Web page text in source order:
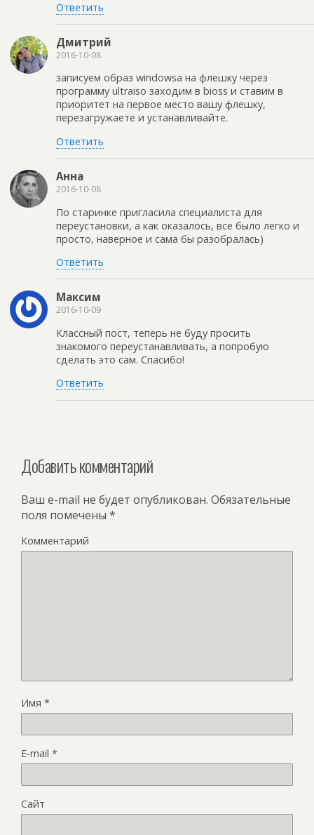
Ответить
Дмитрий
2016-10-08
записуем образ windowsa на флешку через
программу ultraiso заходим в bioss и ставим в
приоритет на первое место вашу флешку,
перезагружаете и устанавливайте.
Ответить
Анна
2016-10-08
По старинке пригласила специалиста для
переустановки, а как оказалось, все было легко и
просто, наверное и сама бы разобралась)
Ответить
Максим
2016-10-09
Классный пост, теперь не буду просить
знакомого переустанавливать, а попробую
сделать это сам. Спасибо!
Ответить
Добавить комментарий
Ваш e-mail не будет опубликован. Обязательные
поля помечены *
Комментарий
Имя *
E-mail *
Сайт